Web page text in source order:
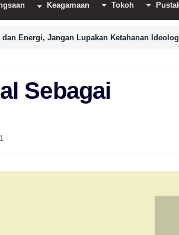
Keagamaan Tokoh
dan Energi, Jangan Lupakan Ketahanan
Sebagai
1